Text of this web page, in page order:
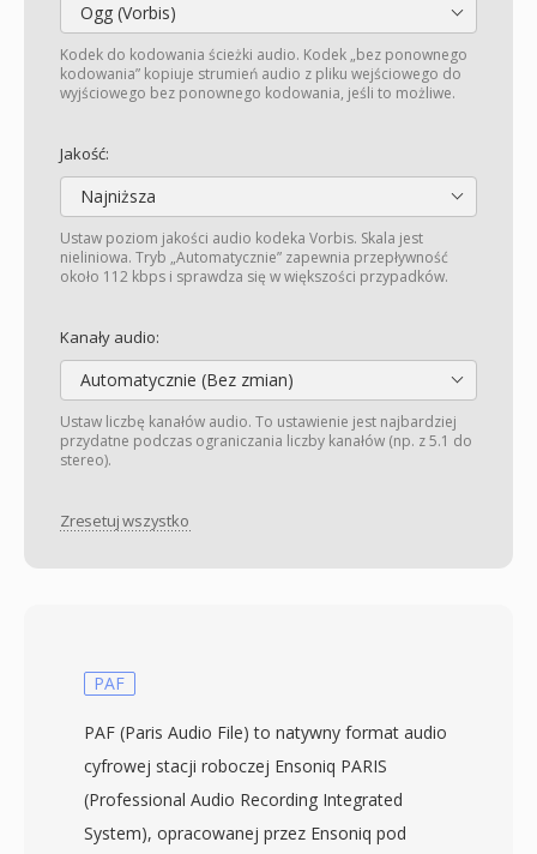
Ogg (Vorbis)
Kodek do kodowania ścieżki audio. Kodek „bez ponownego
kodowania” kopiuje strumień audio z pliku wejściowego do
wyjściowego bez ponownego kodowania, jeśli to możliwe.
Jakość:
Najniższa
Ustaw poziom jakości audio kodeka Vorbis. Skala jest
nieliniowa. Tryb „Automatycznie” zapewnia przepływność
około 112 kbps i sprawdza się w większości przypadków.
Kanały audio:
Automatycznie (Bez zmian)
Ustaw liczbę kanałów audio. To ustawienie jest najbardziej
przydatne podczas ograniczania liczby kanałów (np. z 5.1 do
stereo).
Zresetuj wszystko
PAF
PAF (Paris Audio File) to natywny format audio
cyfrowej stacji roboczej Ensoniq PARIS
(Professional Audio Recording Integrated
System), opracowanej przez Ensoniq pod